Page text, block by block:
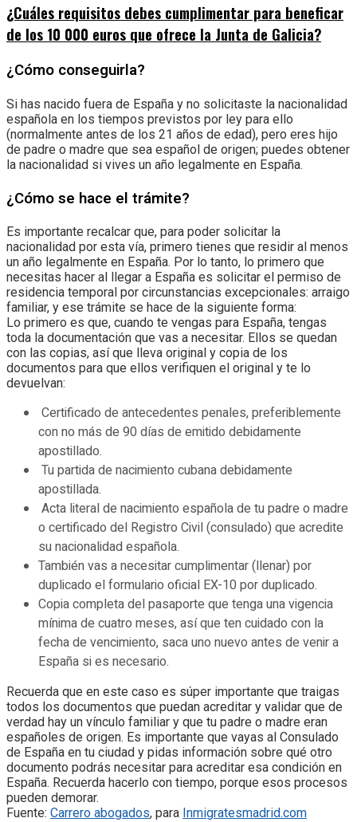
¿Cuáles requisitos debes cumplimentar para beneficar
de los 10 000 euros que ofrece la Junta de Galicia?
¿Cómo conseguirla?
Si has nacido fuera de España y no solicitaste la nacionalidad
española en los tiempos previstos por ley para ello
(normalmente antes de los 21 años de edad), pero eres hijo
de padre o madre que sea español de origen; puedes obtener
la nacionalidad si vives un año legalmente en España.
¿Cómo se hace el trámite?
Es importante recalcar que, para poder solicitar la
nacionalidad por esta vía, primero tienes que residir al menos
un año legalmente en España. Por lo tanto, lo primero que
necesitas hacer al llegar a España es solicitar el permiso de
residencia temporal por circunstancias excepcionales: arraigo
familiar, y ese trámite se hace de la siguiente forma:
Lo primero es que, cuando te vengas para España, tengas
toda la documentación que vas a necesitar. Ellos se quedan
con las copias, así que lleva original y copia de los
documentos para que ellos verifiquen el original y te lo
devuelvan:
Certificado de antecedentes penales, preferiblemente
con no más de 90 días de emitido debidamente
apostillado.
Tu partida de nacimiento cubana debidamente
apostillada.
Acta literal de nacimiento española de tu padre o madre
o certificado del Registro Civil (consulado) que acredite
su nacionalidad española.
También vas a necesitar cumplimentar (llenar) por
duplicado el formulario oficial EX-10 por duplicado.
Copia completa del pasaporte que tenga una vigencia
mínima de cuatro meses, así que ten cuidado con la
fecha de vencimiento, saca uno nuevo antes de venir a
España si es necesario.
Recuerda que en este caso es súper importante que traigas
todos los documentos que puedan acreditar y validar que de
verdad hay un vínculo familiar y que tu padre o madre eran
españoles de origen. Es importante que vayas al Consulado
de España en tu ciudad y pidas información sobre qué otro
documento podrás necesitar para acreditar esa condición en
España. Recuerda hacerlo con tiempo, porque esos procesos
pueden demorar.
Fuente: Carrero abogados, para Inmigratesmadrid.com